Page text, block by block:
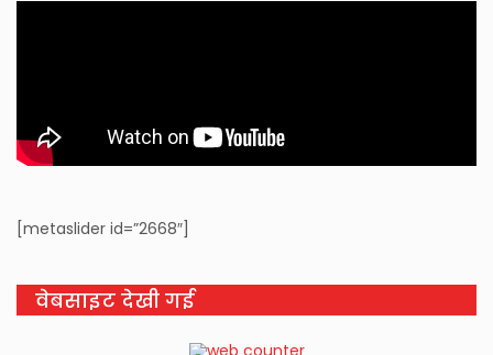
[metaslider id=”2668″]
वेबसाइट देखी गई